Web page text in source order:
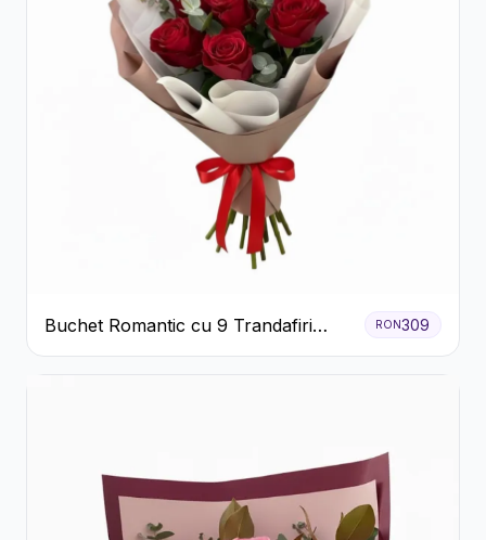
Buchet Romantic cu 9 Trandafiri
Roșii
RON309